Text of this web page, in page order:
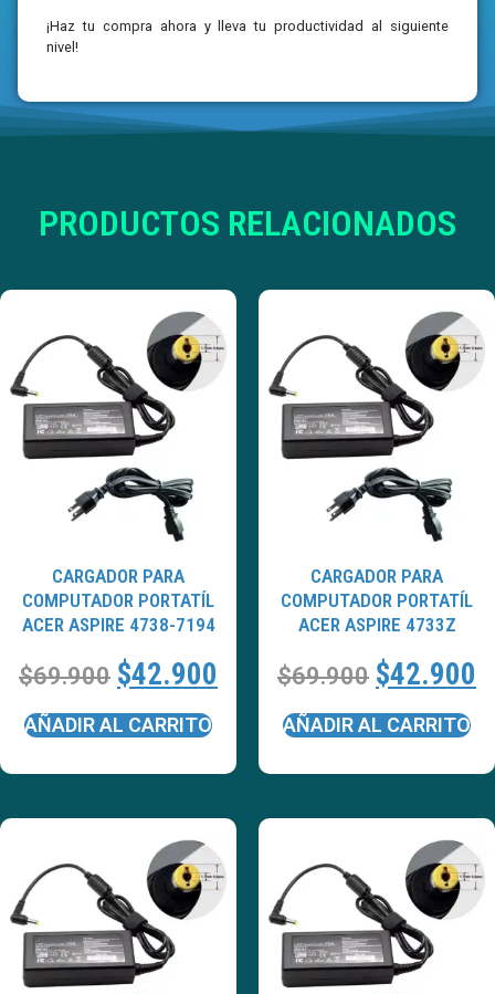
¡Haz tu compra ahora y lleva tu productividad al siguiente
nivel!
PRODUCTOS RELACIONADOS
CARGADOR PARA
COMPUTADOR PORTATÍL
ACER ASPIRE 4738-7194
$69.900 $42.900
AÑADIR AL CARRITO
CARGADOR PARA
COMPUTADOR PORTATÍL
ACER ASPIRE 4733Z
$69.900 $42.900
AÑADIR AL CARRITO